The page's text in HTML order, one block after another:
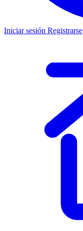
Iniciar sesión Registrarse